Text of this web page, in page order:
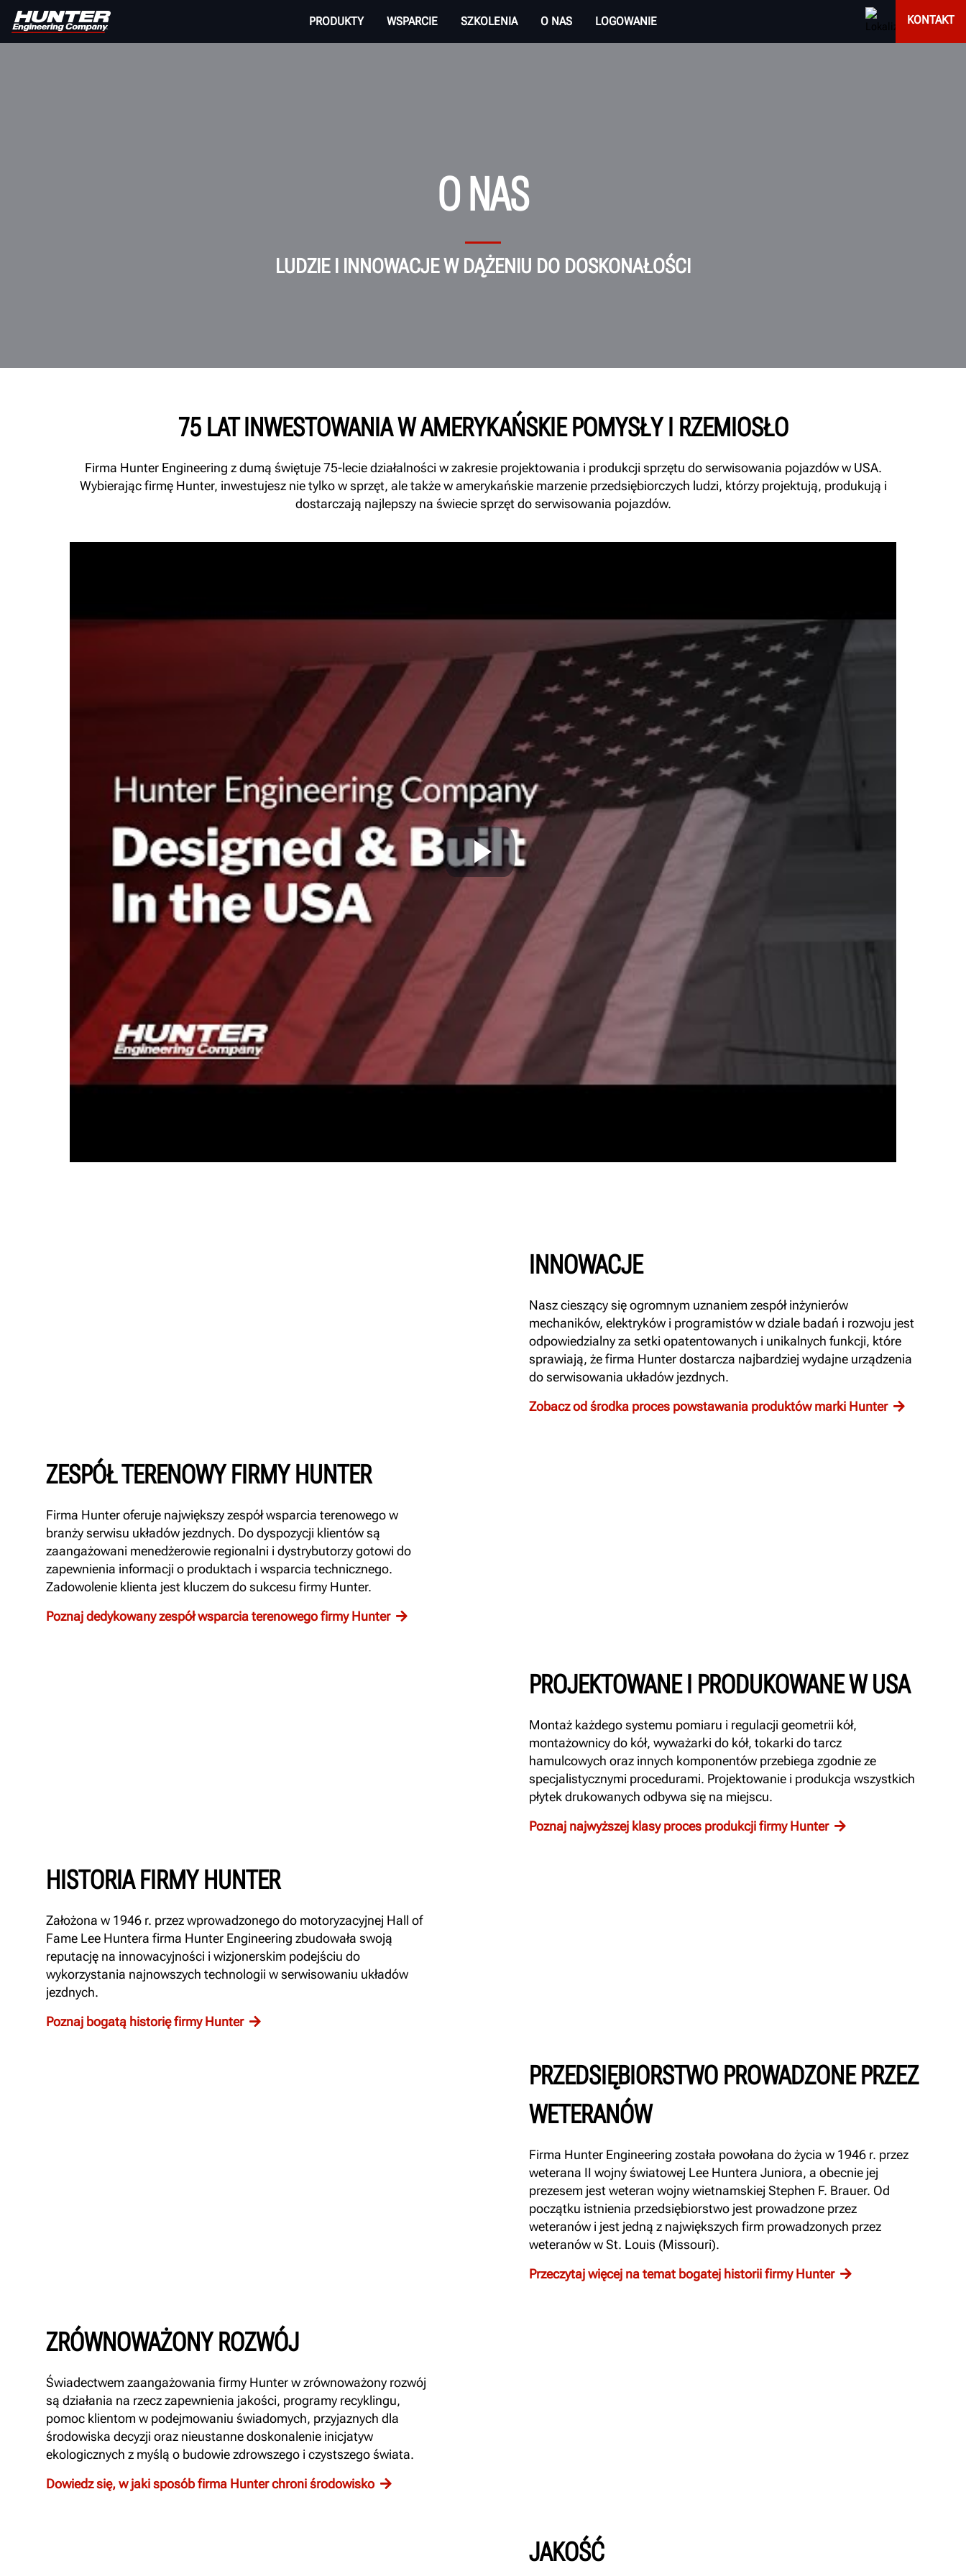
PRODUKTY WSPARCIE SZKOLENIA O NAS LOGOWANIE KONTAKT
O NAS
LUDZIE I INNOWACJE W DĄŻENIU DO DOSKONAŁOŚCI
75 LAT INWESTOWANIA W AMERYKAŃSKIE POMYSŁY I RZEMIOSŁO
Firma Hunter Engineering z dumą świętuje 75-lecie działalności w zakresie projektowania i produkcji sprzętu do serwisowania pojazdów w USA.
Wybierając firmę Hunter, inwestujesz nie tylko w sprzęt, ale także w amerykańskie marzenie przedsiębiorczych ludzi, którzy projektują, produkują i
dostarczają najlepszy na świecie sprzęt do serwisowania pojazdów.
INNOWACJE
Nasz cieszący się ogromnym uznaniem zespół inżynierów
mechaników, elektryków i programistów w dziale badań i rozwoju jest
odpowiedzialny za setki opatentowanych i unikalnych funkcji, które
sprawiają, że firma Hunter dostarcza najbardziej wydajne urządzenia
do serwisowania układów jezdnych.
Zobacz od środka proces powstawania produktów marki Hunter
ZESPÓŁ TERENOWY FIRMY HUNTER
Firma Hunter oferuje największy zespół wsparcia terenowego w
branży serwisu układów jezdnych. Do dyspozycji klientów są
zaangażowani menedżerowie regionalni i dystrybutorzy gotowi do
zapewnienia informacji o produktach i wsparcia technicznego.
Zadowolenie klienta jest kluczem do sukcesu firmy Hunter.
Poznaj dedykowany zespół wsparcia terenowego firmy Hunter
PROJEKTOWANE I PRODUKOWANE W USA
Montaż każdego systemu pomiaru i regulacji geometrii kół,
montażownicy do kół, wyważarki do kół, tokarki do tarcz
hamulcowych oraz innych komponentów przebiega zgodnie ze
specjalistycznymi procedurami. Projektowanie i produkcja wszystkich
płytek drukowanych odbywa się na miejscu.
Poznaj najwyższej klasy proces produkcji firmy Hunter
HISTORIA FIRMY HUNTER
Założona w 1946 r. przez wprowadzonego do motoryzacyjnej Hall of
Fame Lee Huntera firma Hunter Engineering zbudowała swoją
reputację na innowacyjności i wizjonerskim podejściu do
wykorzystania najnowszych technologii w serwisowaniu układów
jezdnych.
Poznaj bogatą historię firmy Hunter
PRZEDSIĘBIORSTWO PROWADZONE PRZEZ
WETERANÓW
Firma Hunter Engineering została powołana do życia w 1946 r. przez
weterana II wojny światowej Lee Huntera Juniora, a obecnie jej
prezesem jest weteran wojny wietnamskiej Stephen F. Brauer. Od
początku istnienia przedsiębiorstwo jest prowadzone przez
weteranów i jest jedną z największych firm prowadzonych przez
weteranów w St. Louis (Missouri).
Przeczytaj więcej na temat bogatej historii firmy Hunter
ZRÓWNOWAŻONY ROZWÓJ
Świadectwem zaangażowania firmy Hunter w zrównoważony rozwój
są działania na rzecz zapewnienia jakości, programy recyklingu,
pomoc klientom w podejmowaniu świadomych, przyjaznych dla
środowiska decyzji oraz nieustanne doskonalenie inicjatyw
ekologicznych z myślą o budowie zdrowszego i czystszego świata.
Dowiedz się, w jaki sposób firma Hunter chroni środowisko
JAKOŚĆ